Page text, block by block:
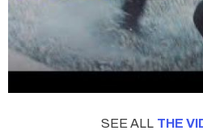
SEE ALL THE